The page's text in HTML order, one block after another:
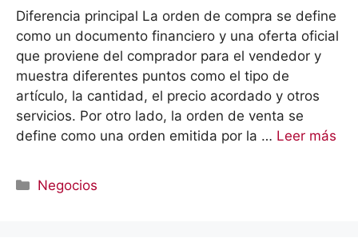
Diferencia principal La orden de compra se define
como un documento financiero y una oferta oficial
que proviene del comprador para el vendedor y
muestra diferentes puntos como el tipo de
artículo, la cantidad, el precio acordado y otros
servicios. Por otro lado, la orden de venta se
define como una orden emitida por la … Leer más
Categorías
Negocios